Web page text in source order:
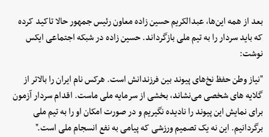
بعد از همه این‌ها، عبدالکریم حسین زاده معاون رئیس جمهور حالا تاکید کرده
که باید سردار را به تیم ملی بازگرداند. حسین زاده در شبکه اجتماعی ایکس
نوشت:
"نیاز وطن حفظ نخ‌های پیوند بین فرزندانش است. هرکس نام ایران را بالاتر از
گلایه های شخصی می‌نشاند، بخشی از سرمایه ملی ماست. اقدام سردار آزمون
برای نمایش این پیوند را نادیده نگیریم و در صورت امکان او را به تیم ملی
برگردانیم. این نه یک تصمیم ورزشی که پیامی به نفع انسجام ملی است."